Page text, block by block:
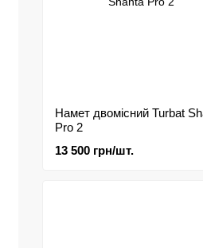
Намет двомісний Turbat
Pro 2
13 500 грн/шт.